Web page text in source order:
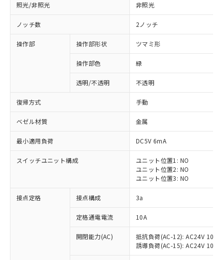
照光/非照光 非照光
ノッチ数 2ノッチ
操作部 操作部形状 ツマミ形
操作部色 緑
透明/不透明 不透明
復帰方式 手動
ベゼル材質 金属
最小適用負荷 DC5V 6mA
スイッチユニット構成
ユニット位置1: NO
ユニット位置2: NO
ユニット位置3: NO
接点定格 接点構成 3a
定格通電電流 10A
開閉能力(AC)
抵抗負荷(AC-12): AC24V 10A/
誘導負荷(AC-15): AC24V
※1 対応状況
対応済み：EU RoHS指令（10物質）の
非含有に対応した製品が提供可能な商品で
対応予定：EU RoHS指令（10物質）の非含